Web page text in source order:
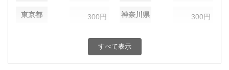
東京都 300円 神奈川県 300円
300円 富山県
すべて表示